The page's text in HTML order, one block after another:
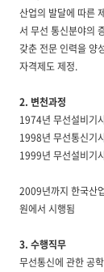
산업의 발달에 따른
서 무선 통신분야의
갖춘 전문 인력을 양
자격제도 제정.
2. 변천과정
1974년 무선설비기
1998년 무선통신기
1999년 무선설비기
2009년까지 한국산
원에서 시행됨
3. 수행직무
무선통신에 관한 공